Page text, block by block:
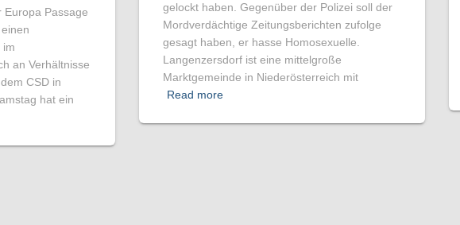
Europa Passage
im
an Verhältnisse
CSD in
hat ein
gelockt haben. Gegenüber der Polizei soll der
Mordverdächtige Zeitungsberichten zufolge
gesagt haben, er hasse Homosexuelle.
Langenzersdorf ist eine mittelgroße
Marktgemeinde in Niederösterreich mit
Read more